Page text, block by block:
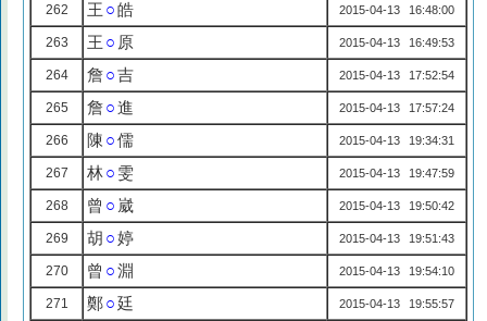
262 王 ○皓 2015-04-13 16:48:00
263 王 ○ 原 2015-04-13 16:49:53
264 詹○吉 2015-04-13 17:52:54
265 詹○進 2015-04-13 17:57:24
266 陳 ○儒 2015-04-13 19:34:31
267 林○ 雯 2015-04-13 19:47:59
268 曾 ○ 崴 2015-04-13 19:50:42
269 胡 ○婷 2015-04-13 19:51:43
270 曾 ○淵 2015-04-13 19:54:10
271 鄭○廷 2015-04-13 19:55:57